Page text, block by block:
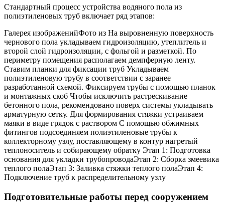
Стандартный процесс устройства водяного пола из
полиэтиленовых труб включает ряд этапов:
Галерея изображенийФото из На выровненную поверхность
чернового пола укладываем гидроизоляцию, утеплитель и
второй слой гидроизоляции, с фольгой и разметкой. По
периметру помещения располагаем демпферную ленту.
Ставим планки для фиксации труб Укладываем
полиэтиленовую трубу в соответствии с заранее
разработанной схемой. Фиксируем трубы с помощью планок
и монтажных скоб Чтобы исключить растрескивание
бетонного пола, рекомендовано поверх системы укладывать
арматурную сетку. Для формирования стяжки устраиваем
маяки в виде грядок с раствором С помощью обжимных
фитингов подсоединяем полиэтиленовые трубы к
коллекторному узлу, поставляющему в контур нагретый
теплоноситель и собирающему обратку Этап 1: Подготовка
основания для укладки трубопроводаЭтап 2: Сборка змеевика
теплого полаЭтап 3: Заливка стяжки теплого полаЭтап 4:
Подключение труб к распределительному узлу
Подготовительные работы перед сооружением